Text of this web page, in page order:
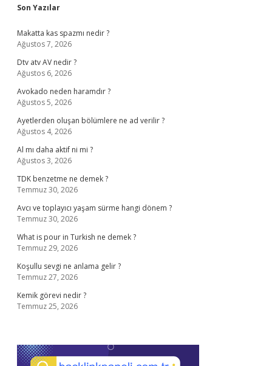
Sidebar
Son Yazılar
Makatta kas spazmı nedir ?
Ağustos 7, 2026
Dtv atv AV nedir ?
Ağustos 6, 2026
Avokado neden haramdır ?
Ağustos 5, 2026
Ayetlerden oluşan bölümlere ne ad verilir ?
Ağustos 4, 2026
Al mı daha aktif ni mi ?
Ağustos 3, 2026
TDK benzetme ne demek ?
Temmuz 30, 2026
Avcı ve toplayıcı yaşam sürme hangi dönem ?
Temmuz 30, 2026
What is pour in Turkish ne demek ?
Temmuz 29, 2026
Koşullu sevgi ne anlama gelir ?
Temmuz 27, 2026
Kemik görevi nedir ?
Temmuz 25, 2026